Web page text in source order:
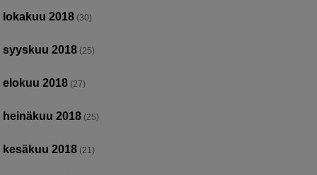
lokakuu 2018 (30)
syyskuu 2018 (25)
elokuu 2018 (27)
heinäkuu 2018 (25)
kesäkuu 2018 (21)